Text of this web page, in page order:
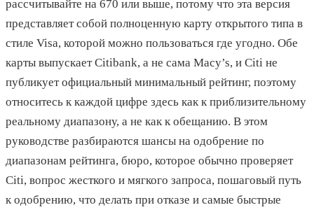
рассчитывайте на 670 или выше, потому что эта версия
представляет собой полноценную карту открытого типа в
стиле Visa, которой можно пользоваться где угодно. Обе
карты выпускает Citibank, а не сама Macy’s, и Citi не
публикует официальный минимальный рейтинг, поэтому
относитесь к каждой цифре здесь как к приблизительному
реальному диапазону, а не как к обещанию. В этом
руководстве разбираются шансы на одобрение по
диапазонам рейтинга, бюро, которое обычно проверяет
Citi, вопрос жесткого и мягкого запроса, пошаговый путь
к одобрению, что делать при отказе и самые быстрые